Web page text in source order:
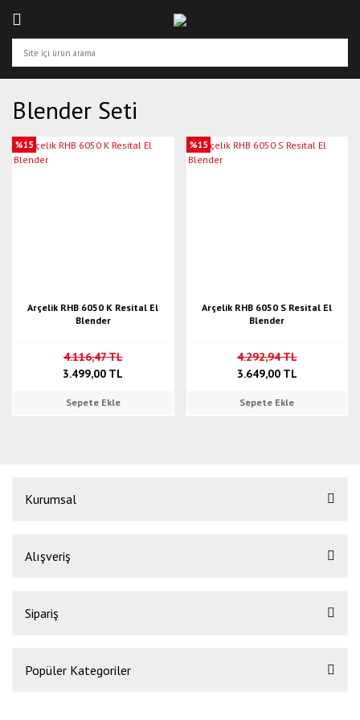
Blender Seti
%15
Arçelik RHB 6050 K Resital El
Blender
4.116,47 TL
3.499,00 TL
Sepete Ekle
%15
Arçelik RHB 6050 S Resital El
Blender
4.292,94 TL
3.649,00 TL
Sepete Ekle
Kurumsal
Alışveriş
Sipariş
Popüler Kategoriler